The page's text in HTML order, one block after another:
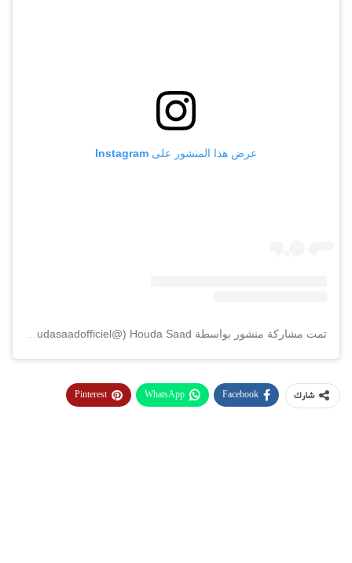
عرض هذا المنشور على Instagram
تمت مشاركة منشور بواسطة ‏‎Houda Saad‎‏ (@‏‎houdasaadofficiel‎‏)
شارك Facebook
WhatsApp
Pinterest